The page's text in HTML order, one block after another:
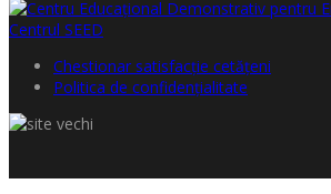
Chestionar satisfacţie cetăţeni
Politica de confidențialitate